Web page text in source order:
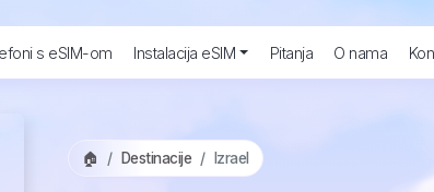
s eSIM-om Instalacija eSIM Pitanja O nama
🏠 Destinacije Izrael